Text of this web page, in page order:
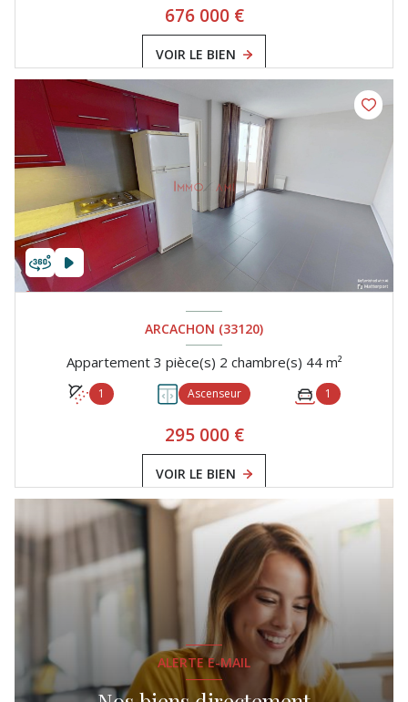
676 000 €
VOIR LE BIEN
ARCACHON (33120)
Appartement 3 pièce(s) 2 chambre(s) 44 m²
1 Ascenseur 1
295 000 €
VOIR LE BIEN
ALERTE E-MAIL